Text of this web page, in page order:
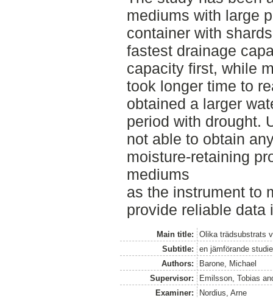
mediums with large
container with
fastest drainage
capacity first, while
took longer time to
obtained a larger
period with drought.
not able to obtain
moisture-retaining
mediums
as the instrument to
provide reliable data
Main title:
Olika trädsubstrats
Subtitle:
en jämförande studie
Authors:
Barone, Michael
Supervisor:
Emilsson, Tobias
Examiner:
Nordius, Arne